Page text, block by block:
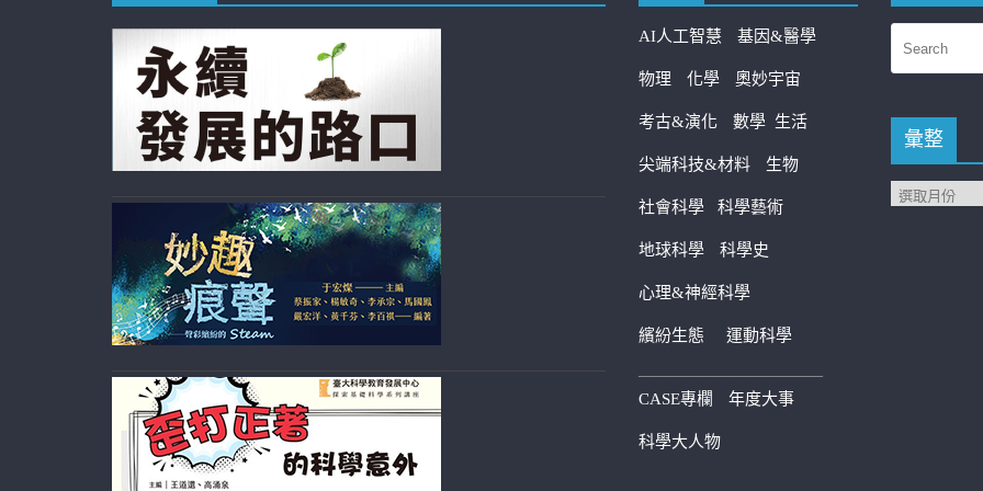
AI人工智慧 基因&醫學
物理 化學 奧妙宇宙
考古&演化 數學 生活
尖端科技&材料 生物
社會科學 科學藝術
地球科學 科學史
心理&神經科學
繽紛生態 運動科學
————————————
CASE專欄 年度大事
科學大人物
彙整